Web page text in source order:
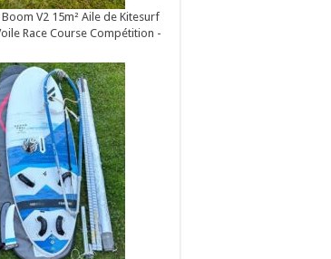
V2 15m² Aile de Kitesurf
Race Course Compétition -